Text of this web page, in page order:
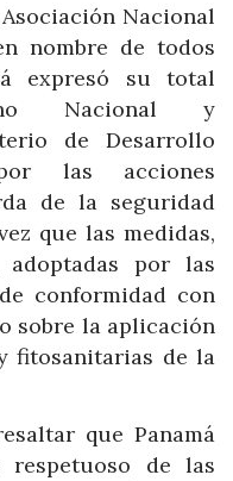
Nacional
nombre de todos
expresó su total
Nacional y
de Desarrollo
las acciones
de la seguridad
que las medidas,
adoptadas por las
conformidad con
sobre la aplicación
fitosanitarias de la
que Panamá
de las